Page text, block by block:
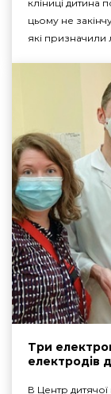
кліниці дитина
цьому не
які призначили
Три
електродів
В Центр дитячої